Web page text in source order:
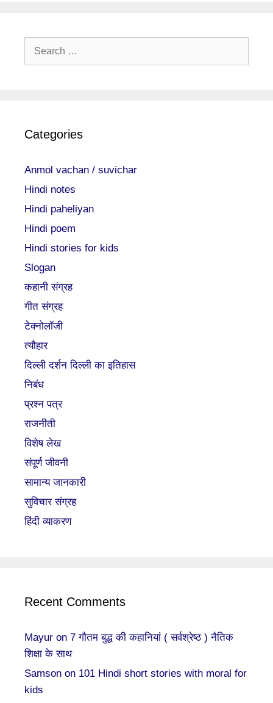
Search
Categories
Anmol vachan / suvichar
Hindi notes
Hindi paheliyan
Hindi poem
Hindi stories for kids
Slogan
कहानी संग्रह
गीत संग्रह
टेक्नोलॉजी
त्यौहार
दिल्ली दर्शन दिल्ली का इतिहास
निबंध
प्रश्न पत्र
राजनीती
विशेष लेख
संपूर्ण जीवनी
सामान्य जानकारी
सुविचार संग्रह
हिंदी व्याकरण
Recent Comments
Mayur on 7 गौतम बुद्ध की कहानियां ( सर्वश्रेष्ठ ) नैतिक
शिक्षा के साथ
Samson on 101 Hindi short stories with moral for
kids